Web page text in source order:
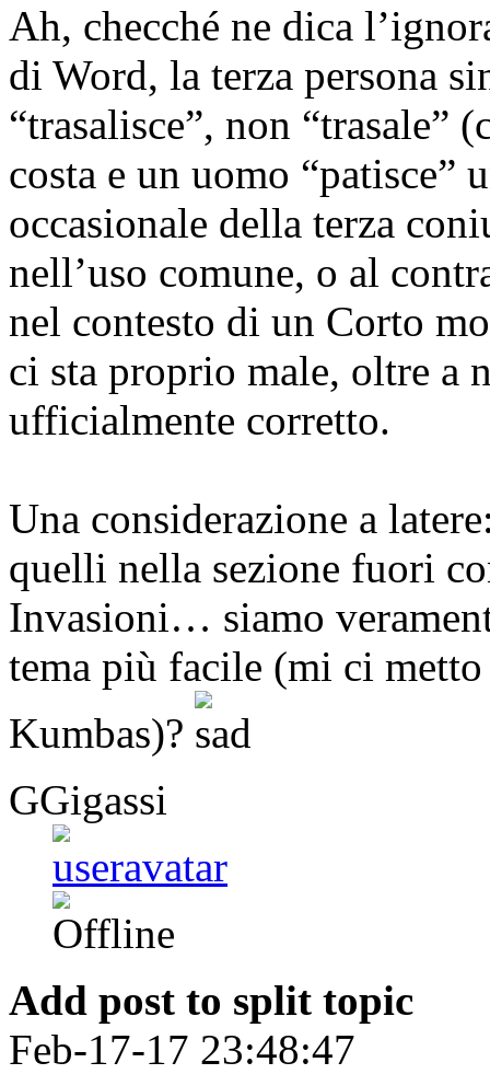
Ah, checché ne dica
di Word, la terza persona
“trasalisce”, non “trasale”
costa e un uomo “patisce”
occasionale della terza
nell’uso comune, o al
nel contesto di un Corto
ci sta proprio male, oltre a
ufficialmente corretto.
Una considerazione a
quelli nella sezione fuori
Invasioni… siamo
tema più facile (mi ci
Kumbas)?
GGigassi
Add post to split topic
Feb-17-17 23:48:47